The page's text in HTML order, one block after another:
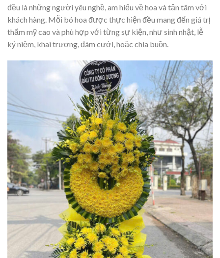
đều là những người yêu nghề, am hiểu về hoa và tận tâm với
khách hàng. Mỗi bó hoa được thực hiện đều mang đến giá trị
thẩm mỹ cao và phù hợp với từng sự kiện, như sinh nhật, lễ
kỷ niệm, khai trương, đám cưới, hoặc chia buồn.